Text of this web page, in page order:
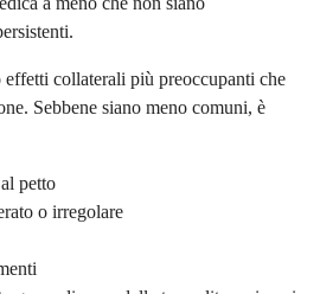
effetti collaterali più preoccupanti che
Sebbene siano meno comuni, è
petto
o irregolare